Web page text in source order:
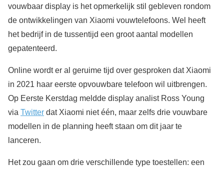
vouwbaar display is het opmerkelijk stil gebleven rondom
de ontwikkelingen van Xiaomi vouwtelefoons. Wel heeft
het bedrijf in de tussentijd een groot aantal modellen
gepatenteerd.
Online wordt er al geruime tijd over gesproken dat Xiaomi
in 2021 haar eerste opvouwbare telefoon wil uitbrengen.
Op Eerste Kerstdag meldde display analist Ross Young
via Twitter dat Xiaomi niet één, maar zelfs drie vouwbare
modellen in de planning heeft staan om dit jaar te
lanceren.
Het zou gaan om drie verschillende type toestellen: een